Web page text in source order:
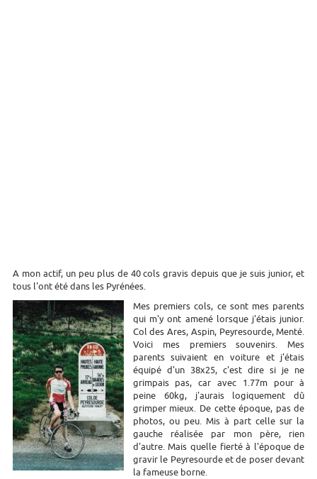
A mon actif, un peu plus de 40 cols gravis depuis que je suis junior, et
tous l'ont été dans les Pyrénées.
Mes premiers cols, ce sont mes parents
qui m'y ont amené lorsque j'étais junior.
Col des Ares, Aspin, Peyresourde, Menté.
Voici mes premiers souvenirs. Mes
parents suivaient en voiture et j'étais
équipé d'un 38x25, c'est dire si je ne
grimpais pas, car avec 1.77m pour à
peine 60kg, j'aurais logiquement dû
grimper mieux. De cette époque, pas de
photos, ou peu. Mis à part celle sur la
gauche réalisée par mon père, rien
d'autre. Mais quelle fierté à l'époque de
gravir le Peyresourde et de poser devant
la fameuse borne.